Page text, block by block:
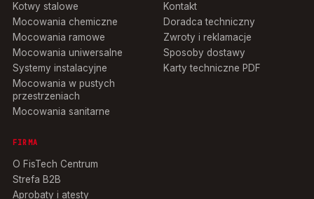
Kotwy stalowe
Mocowania chemiczne
Mocowania ramowe
Mocowania uniwersalne
Systemy instalacyjne
Mocowania w pustych
przestrzeniach
Mocowania sanitarne
Kontakt
Doradca techniczny
Zwroty i reklamacje
Sposoby dostawy
Karty techniczne PDF
FIRMA
O FisTech Centrum
Strefa B2B
Aprobaty i atesty